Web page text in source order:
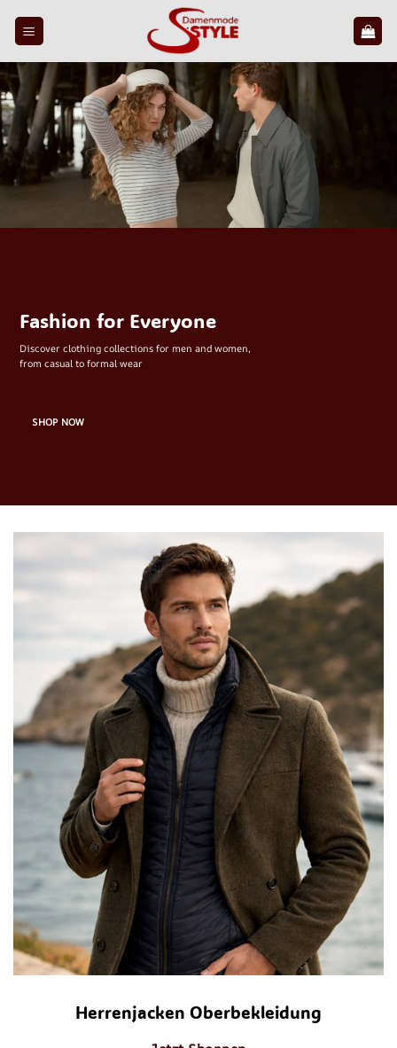
Fashion for Everyone
Discover clothing collections for men and women,
from casual to formal wear
SHOP NOW
Herrenjacken Oberbekleidung